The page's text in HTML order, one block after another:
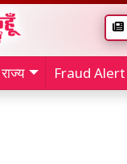
राज्य Fraud Alert